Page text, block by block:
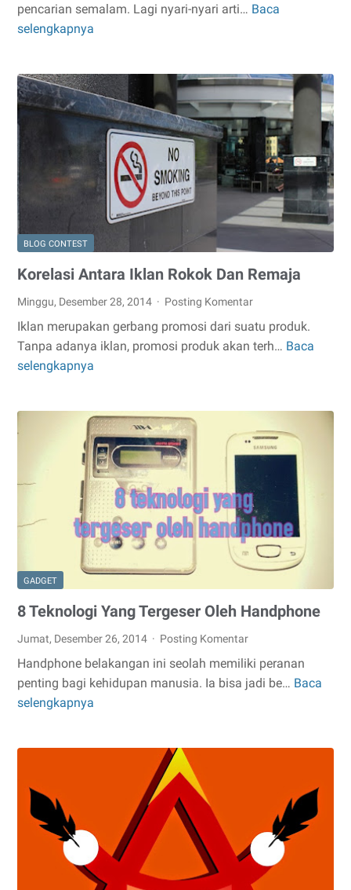
pencarian semalam. Lagi nyari-nyari arti… Baca
selengkapnya
Pengertian
Manfaatnya
BLOG CONTEST
Korelasi Antara Iklan Rokok Dan Remaja
Minggu, Desember 28, 2014 Posting Komentar
Iklan merupakan gerbang promosi dari suatu produk.
Tanpa adanya iklan, promosi produk akan terh… Baca
selengkapnya
Korelasi
Dan
Remaja
GADGET
8 Teknologi Yang Tergeser Oleh Handphone
Jumat, Desember 26, 2014 Posting Komentar
Handphone belakangan ini seolah memiliki peranan
penting bagi kehidupan manusia. Ia bisa jadi be… Baca
selengkapnya
8
Tergeser
Handphone